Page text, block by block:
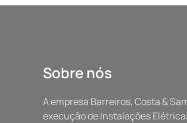
Sobre nós
A empresa Barreiros, Costa &
execução de Instalações